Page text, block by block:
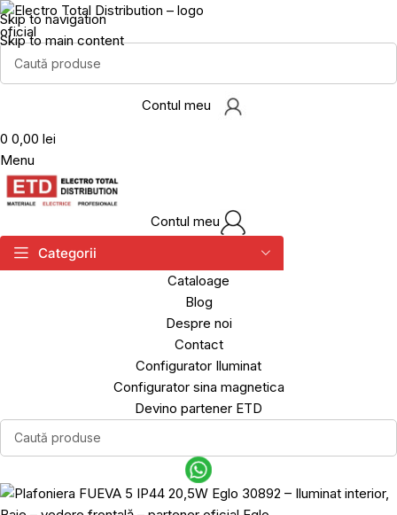
Skip to navigation
Skip to main content
Contul meu
0 0,00 lei
Menu
Contul meu
Categorii
Cataloage
Blog
Despre noi
Contact
Configurator Iluminat
Configurator sina magnetica
Devino partener ETD